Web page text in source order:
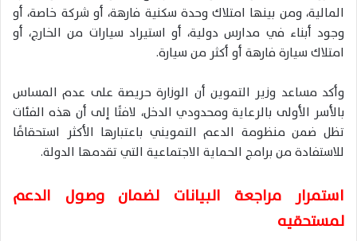
المالية، ومن بينها امتلاك وحدة سكنية فارهة، أو شركة خاصة، أو
وجود أبناء في مدارس دولية، أو استيراد سيارات من الخارج، أو
امتلاك سيارة فارهة أو أكثر من سيارة.
وأكد مساعد وزير التموين أن الوزارة حريصة على عدم المساس
بالأسر الأولى بالرعاية ومحدودي الدخل، لافتًا إلى أن هذه الفئات
تظل ضمن منظومة الدعم التمويني باعتبارها الأكثر استحقاقًا
للاستفادة من برامج الحماية الاجتماعية التي تقدمها الدولة.
استمرار مراجعة البيانات لضمان وصول الدعم
لمستحقيه